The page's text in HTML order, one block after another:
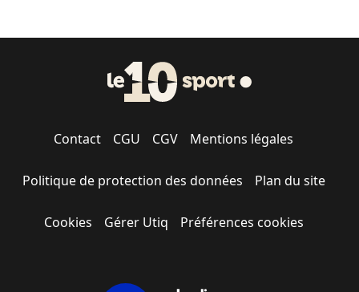
Contact CGU CGV Mentions légales
Politique de protection des données Plan du site
Cookies Gérer Utiq Préférences cookies